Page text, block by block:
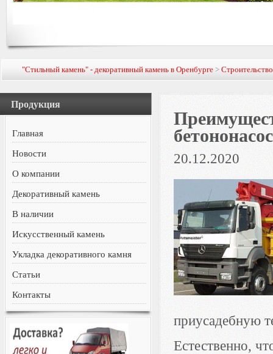
"Стильный камень" - декоративный камень в Оренбурге >Строительство
Продукция
Главная
Новости
О компании
Декоративный камень
В наличии
Искусственный камень
Укладка декоративного камня
Статьи
Контакты
20.12.2020
приусадебную
Естественно,